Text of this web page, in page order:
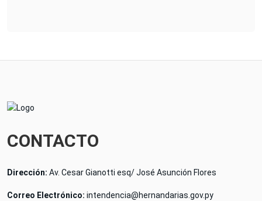
CONTACTO
Dirección: Av. Cesar Gianotti esq/ José Asunción Flores
Correo Electrónico: intendencia@hernandarias.gov.py